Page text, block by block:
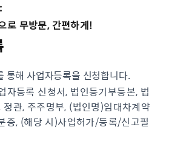
로 무방문, 간편하게!
통해 사업자등록을 신청합니다.
자등록 신청서, 법인등기부등본, 법
정관, 주주명부, (법인명)임대차계약
증, (해당 시)사업허가/등록/신고필